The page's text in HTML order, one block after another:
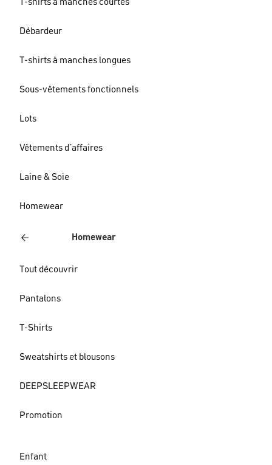
T-shirts à manches courtes
Débardeur
T-shirts à manches longues
Sous-vêtements fonctionnels
Lots
Vêtements d´affaires
Laine & Soie
Homewear
Homewear
Tout découvrir
Pantalons
T-Shirts
Sweatshirts et blousons
DEEPSLEEPWEAR
Promotion
Enfant